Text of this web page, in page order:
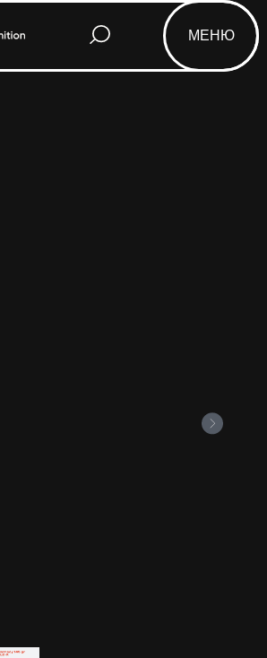
МЕНЮ
Html code will be here